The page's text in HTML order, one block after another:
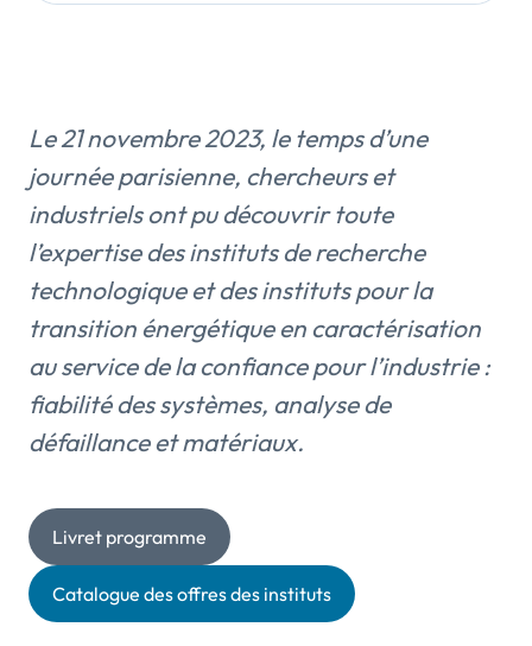
Le 21 novembre 2023, le temps d’une
journée parisienne, chercheurs et
industriels ont pu découvrir toute
l’expertise des instituts de recherche
technologique et des instituts pour la
transition énergétique en caractérisation
au service de la confiance pour l’industrie :
fiabilité des systèmes, analyse de
défaillance et matériaux.
Livret programme
Catalogue des offres des instituts